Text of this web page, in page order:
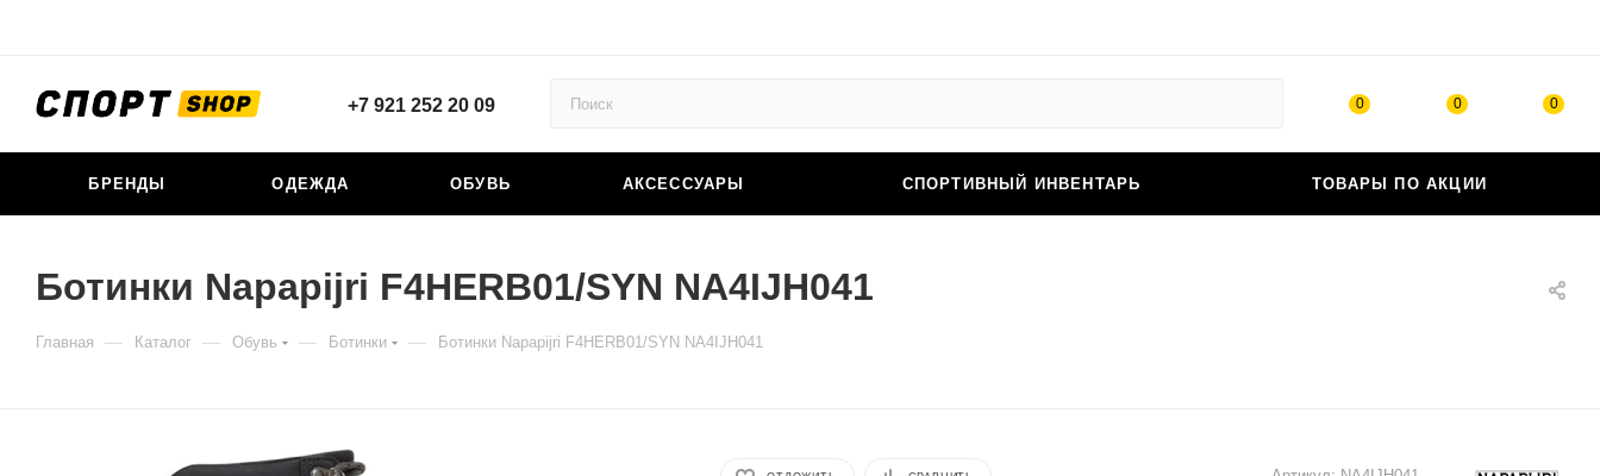
+7 921 252 20 09 0 0 0
БРЕНДЫ ОДЕЖДА ОБУВЬ АКСЕССУАРЫ СПОРТИВНЫЙ ИНВЕНТАРЬ ТОВАРЫ ПО АКЦИИ
Ботинки Napapijri F4HERB01/SYN NA4IJH041
Главная — Каталог — Обувь — Ботинки — Ботинки Napapijri F4HERB01/SYN NA4IJH041